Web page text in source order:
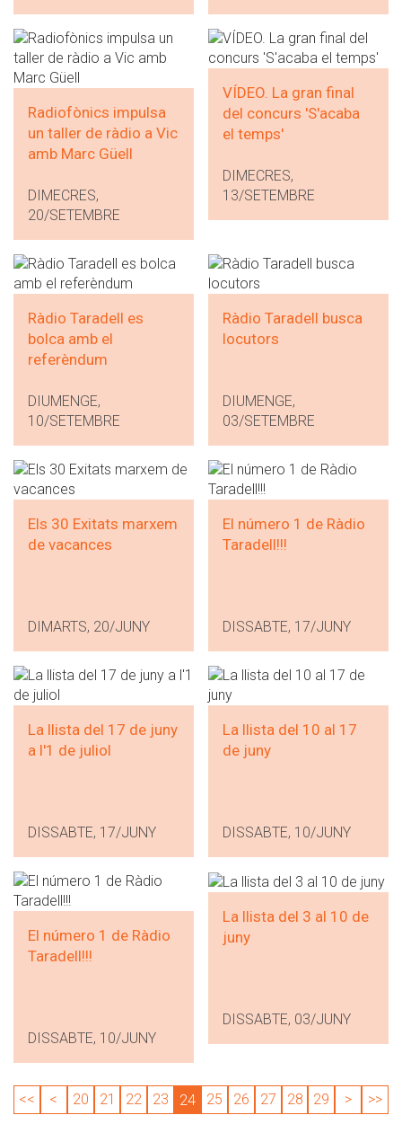
Radiofònics impulsa
un taller de ràdio a Vic
amb Marc Güell
DIMECRES,
20/SETEMBRE
VÍDEO. La gran final
del concurs 'S'acaba
el temps'
DIMECRES,
13/SETEMBRE
Ràdio Taradell es
bolca amb el
referèndum
DIUMENGE,
10/SETEMBRE
Ràdio Taradell busca
locutors
DIUMENGE,
03/SETEMBRE
Els 30 Exitats marxem
de vacances
DIMARTS, 20/JUNY
El número 1 de Ràdio
Taradell!!!
DISSABTE, 17/JUNY
La llista del 17 de juny
a l'1 de juliol
DISSABTE, 17/JUNY
La llista del 10 al 17
de juny
DISSABTE, 10/JUNY
El número 1 de Ràdio
Taradell!!!
DISSABTE, 10/JUNY
La llista del 3 al 10 de
juny
DISSABTE, 03/JUNY
<< < 20 21 22 23 24 25 26 27 28 29 > >>